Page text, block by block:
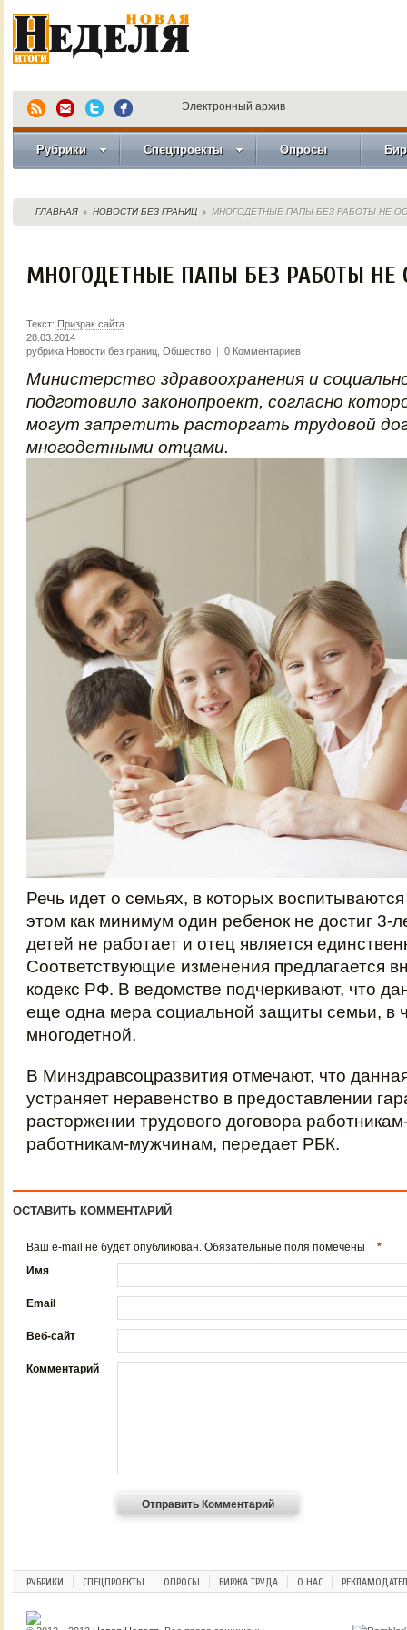
Электронный архив
Рубрики Спецпроекты Опросы
ГЛАВНАЯ НОВОСТИ БЕЗ ГРАНИЦ МНОГОДЕТНЫЕ ПАПЫ БЕЗ РАБОТЫ НЕ
МНОГОДЕТНЫЕ ПАПЫ БЕЗ РАБОТЫ НЕ
Текст: Призрак сайта
28.03.2014
рубрика Новости без границ Общество | 0 Комментариев
Министерство здравоохранения и
подготовило законопроект, согласно
могут запретить расторгать трудовой
многодетными отцами.
Речь идет о семьях, в которых
этом как минимум один ребенок не достиг 3-
детей не работает и отец является
Соответствующие изменения предлагается
кодекс РФ. В ведомстве подчеркивают, что
еще одна мера социальной защиты семьи, в
многодетной.
В Минздравсоцразвития отмечают, что
устраняет неравенство в предоставлении
расторжении трудового договора
работникам-мужчинам, передает РБК.
ОСТАВИТЬ КОММЕНТАРИЙ
Ваш e-mail не будет опубликован. Обязательные поля помечены
*
Имя
Email
Веб-сайт
Комментарий
РУБРИКИ СПЕЦПРОЕКТЫ ОПРОСЫ БИРЖА ТРУДА О НАС